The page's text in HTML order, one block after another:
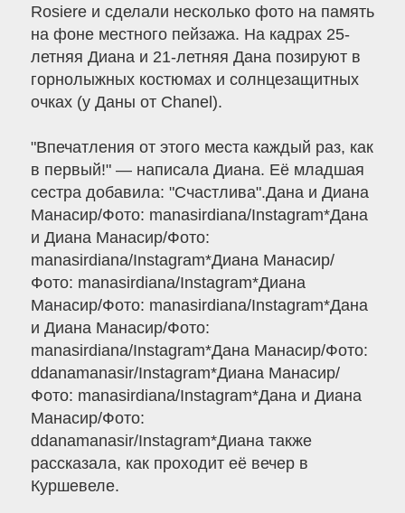
Rosiere и сделали несколько фото на память
на фоне местного пейзажа. На кадрах 25-
летняя Диана и 21-летняя Дана позируют в
горнолыжных костюмах и солнцезащитных
очках (у Даны от Chanel).
"Впечатления от этого места каждый раз, как
в первый!" — написала Диана. Её младшая
сестра добавила: "Счастлива".Дана и Диана
Манасир/Фото: manasirdiana/Instagram*Дана
и Диана Манасир/Фото:
manasirdiana/Instagram*Диана Манасир/
Фото: manasirdiana/Instagram*Диана
Манасир/Фото: manasirdiana/Instagram*Дана
и Диана Манасир/Фото:
manasirdiana/Instagram*Дана Манасир/Фото:
ddanamanasir/Instagram*Диана Манасир/
Фото: manasirdiana/Instagram*Дана и Диана
Манасир/Фото:
ddanamanasir/Instagram*Диана также
рассказала, как проходит её вечер в
Куршевеле.